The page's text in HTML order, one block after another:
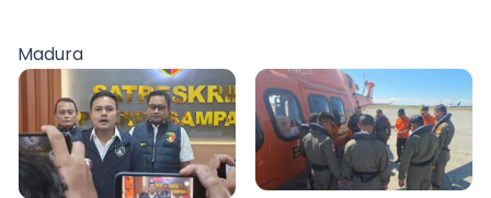
Madura